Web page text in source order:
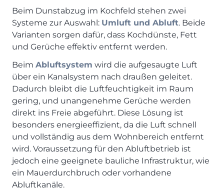
Beim Dunstabzug im Kochfeld stehen zwei
Systeme zur Auswahl: Umluft und Abluft. Beide
Varianten sorgen dafür, dass Kochdünste, Fett
und Gerüche effektiv entfernt werden.
Beim Abluftsystem wird die aufgesaugte Luft
über ein Kanalsystem nach draußen geleitet.
Dadurch bleibt die Luftfeuchtigkeit im Raum
gering, und unangenehme Gerüche werden
direkt ins Freie abgeführt. Diese Lösung ist
besonders energieeffizient, da die Luft schnell
und vollständig aus dem Wohnbereich entfernt
wird. Voraussetzung für den Abluftbetrieb ist
jedoch eine geeignete bauliche Infrastruktur, wie
ein Mauerdurchbruch oder vorhandene
Abluftkanäle.